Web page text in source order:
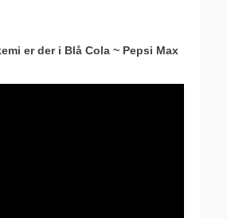
er der i Blå Cola ~ Pepsi Max